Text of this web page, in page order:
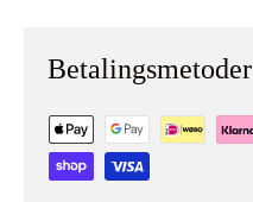
Betalingsmetoder